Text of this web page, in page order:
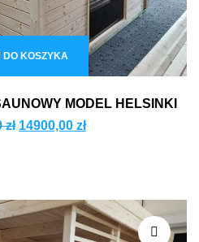
DO KOSZYKA
MODEL HELSINKI
zł 14900,00 zł